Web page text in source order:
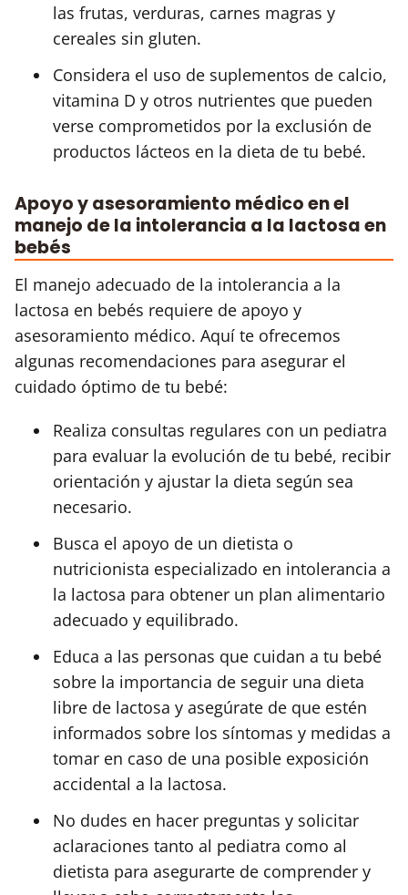
las frutas, verduras, carnes magras y
cereales sin gluten.
Considera el uso de suplementos de calcio,
vitamina D y otros nutrientes que pueden
verse comprometidos por la exclusión de
productos lácteos en la dieta de tu bebé.
Apoyo y asesoramiento médico en el
manejo de la intolerancia a la lactosa en
bebés
El manejo adecuado de la intolerancia a la
lactosa en bebés requiere de apoyo y
asesoramiento médico. Aquí te ofrecemos
algunas recomendaciones para asegurar el
cuidado óptimo de tu bebé:
Realiza consultas regulares con un pediatra
para evaluar la evolución de tu bebé, recibir
orientación y ajustar la dieta según sea
necesario.
Busca el apoyo de un dietista o
nutricionista especializado en intolerancia a
la lactosa para obtener un plan alimentario
adecuado y equilibrado.
Educa a las personas que cuidan a tu bebé
sobre la importancia de seguir una dieta
libre de lactosa y asegúrate de que estén
informados sobre los síntomas y medidas a
tomar en caso de una posible exposición
accidental a la lactosa.
No dudes en hacer preguntas y solicitar
aclaraciones tanto al pediatra como al
dietista para asegurarte de comprender y